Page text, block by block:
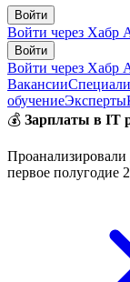
Войти
Войти через Хабр
Войти
Войти через Хабр
Вакансии
обучениеЭксперты
💰 Зарплаты в IT
Проанализировали
первое полугодие